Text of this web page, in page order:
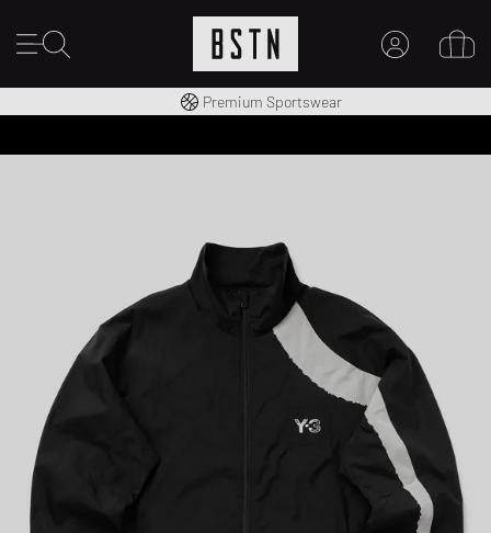
IL MIO ACCOUNT
Consegna gratuita in Italia da 100€
Premium Sportswear